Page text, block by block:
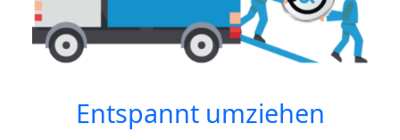
Entspannt umziehen